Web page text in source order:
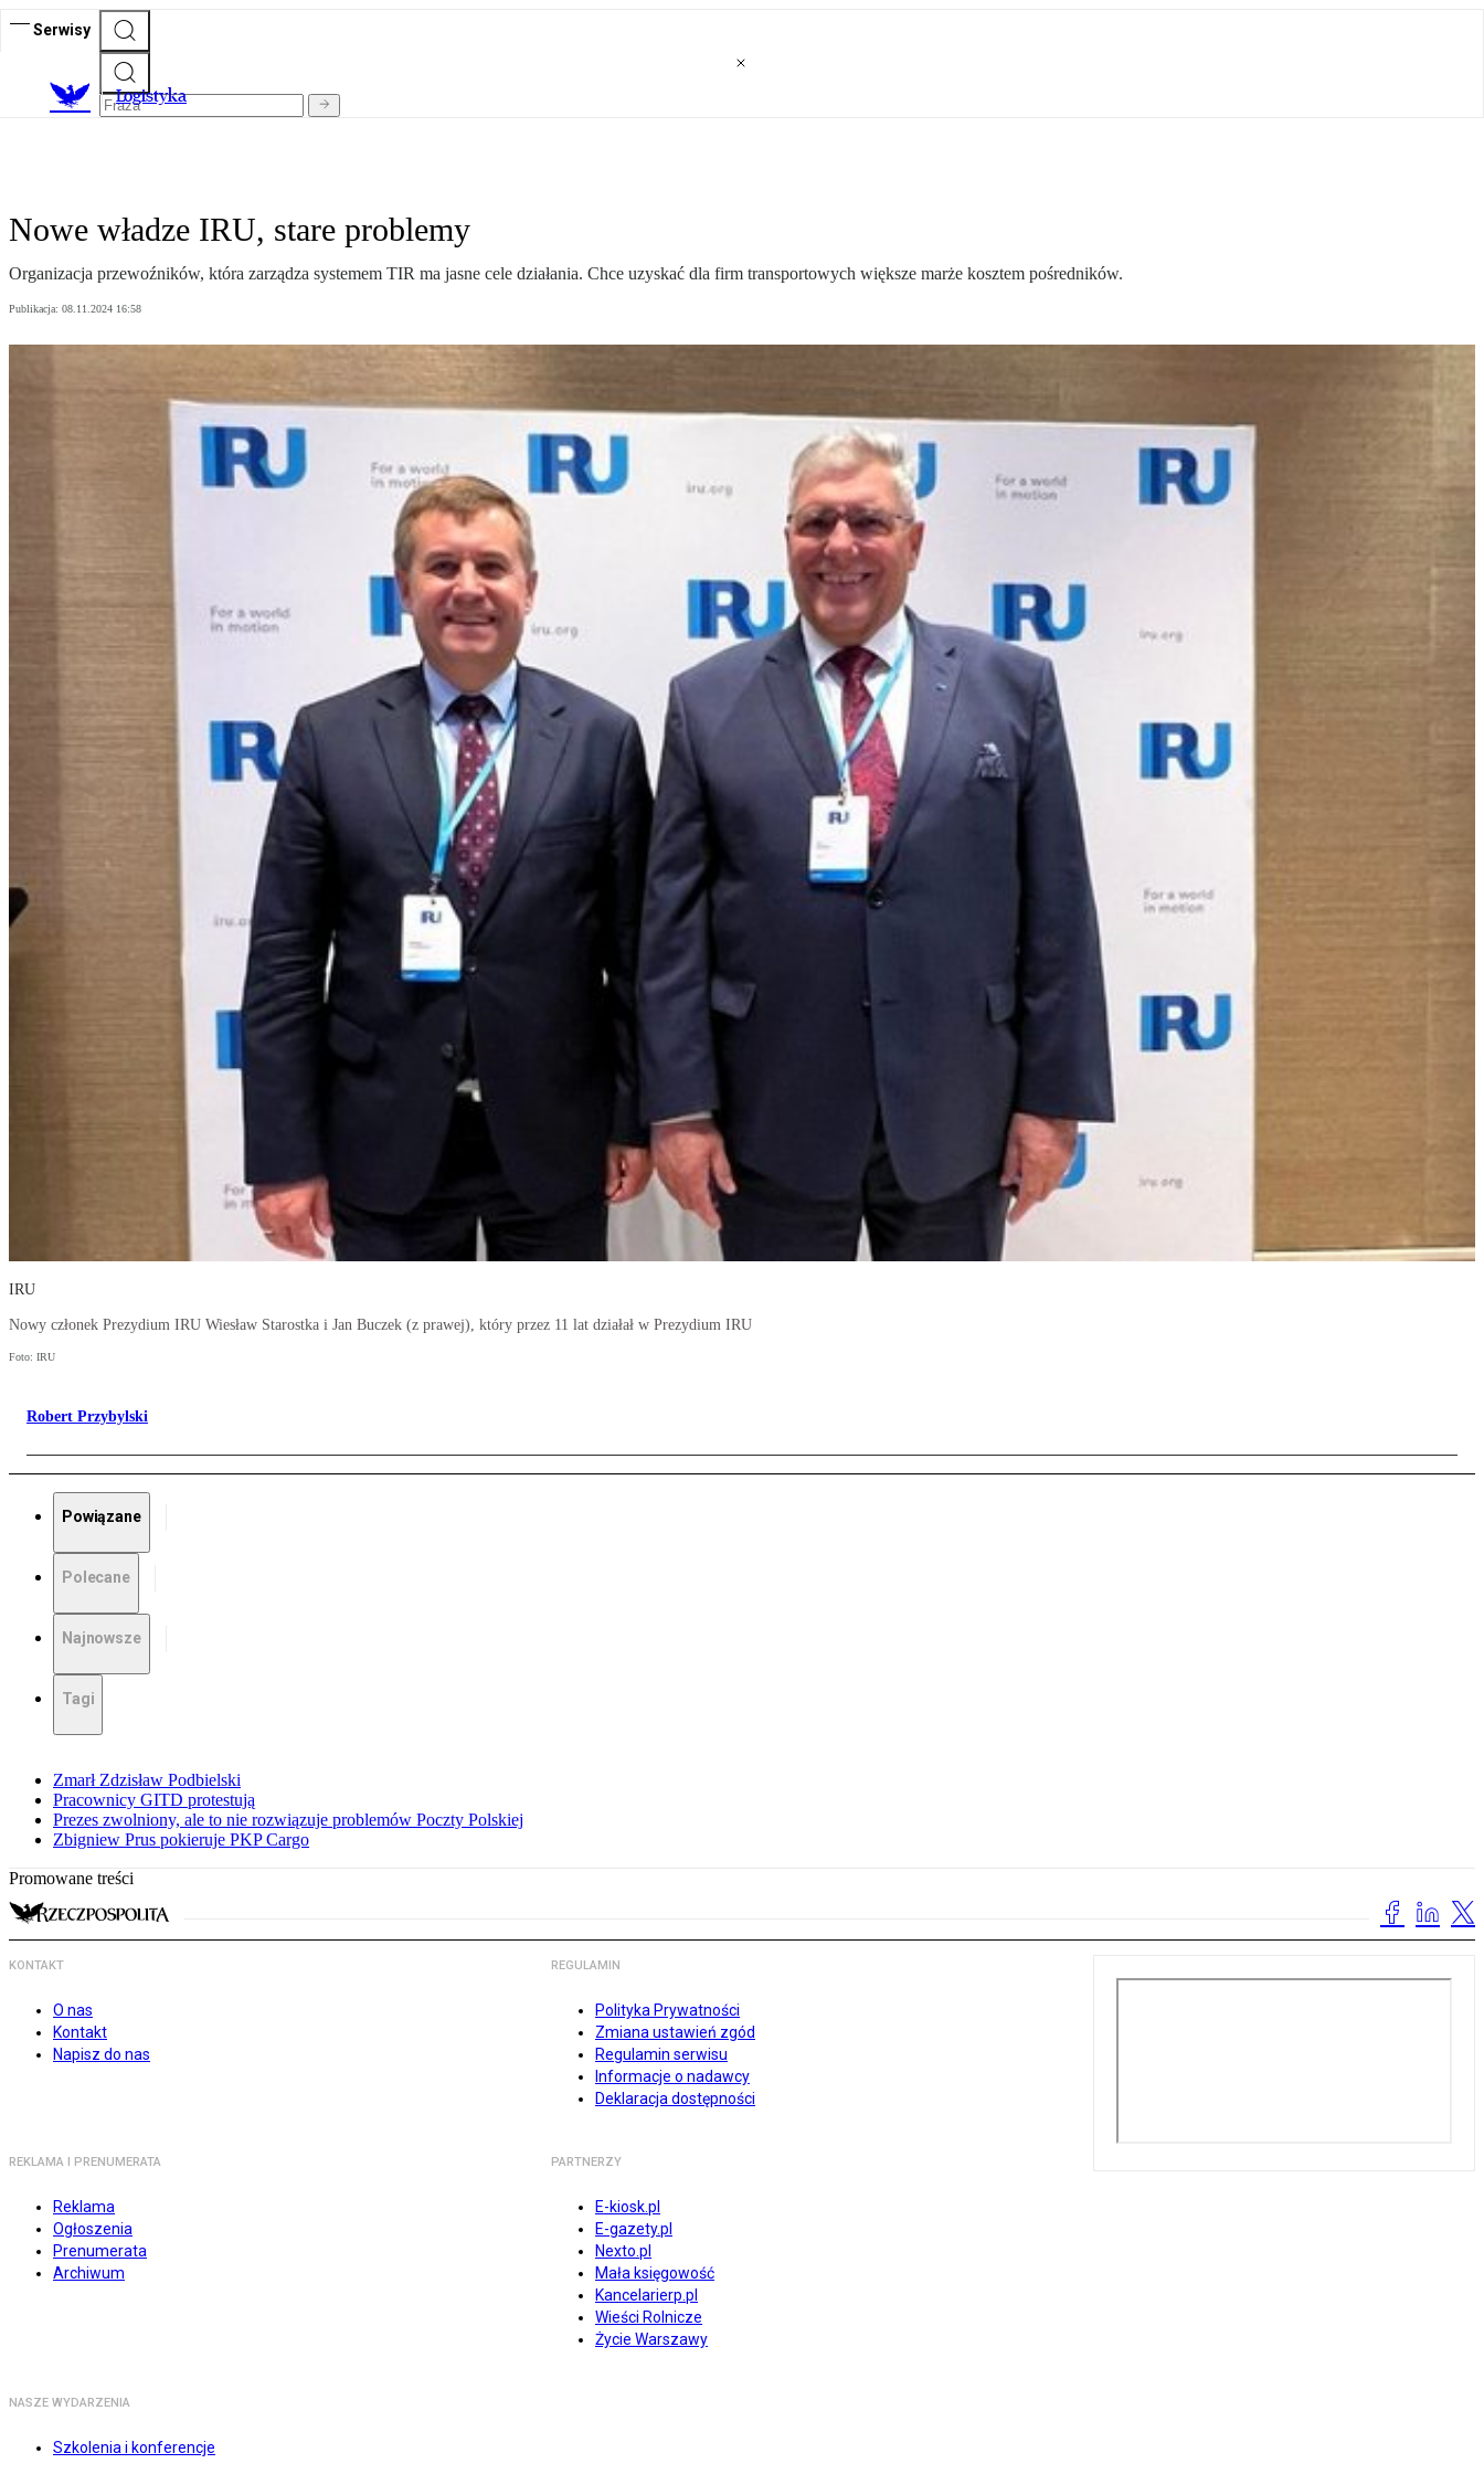
Serwisy
Logistyka
Nowe władze IRU, stare problemy
Organizacja przewoźników, która zarządza systemem TIR ma jasne cele działania. Chce uzyskać dla firm transportowych większe marże kosztem pośredników.
Publikacja: 08.11.2024 16:58
IRU
Nowy członek Prezydium IRU Wiesław Starostka i Jan Buczek (z prawej), który przez 11 lat działał w Prezydium IRU
Foto: IRU
Robert Przybylski
Powiązane
Polecane
Najnowsze
Tagi
Zmarł Zdzisław Podbielski
Pracownicy GITD protestują
Prezes zwolniony, ale to nie rozwiązuje problemów Poczty Polskiej
Zbigniew Prus pokieruje PKP Cargo
Promowane treści
KONTAKT
O nas
Kontakt
Napisz do nas
REGULAMIN
Polityka Prywatności
Zmiana ustawień zgód
Regulamin serwisu
Informacje o nadawcy
Deklaracja dostępności
REKLAMA I PRENUMERATA
Reklama
Ogłoszenia
Prenumerata
Archiwum
PARTNERZY
E-kiosk.pl
E-gazety.pl
Nexto.pl
Mała księgowość
Kancelarierp.pl
Wieści Rolnicze
Życie Warszawy
NASZE WYDARZENIA
Szkolenia i konferencje